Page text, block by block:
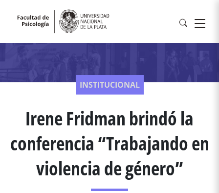
INSTITUCIONAL
Irene Fridman brindó la
conferencia “Trabajando en
violencia de género”